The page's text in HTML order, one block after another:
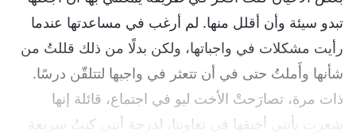
تبدو سيئة وأن أقلل منها. لم أرغب في مساعدتها عندما
رأيت مشكلات في واجباتها، ولكن بدلًا من ذلك قللتُ من
شأنها وأَملتُ حتى في أن تتعثر في واجبها لتتلقّن درسًا.
ذات مرة، تصارَحتْ الأخت ليو في اجتماع، قائلة إنها
شعرت بأنني أخنقها في تعاوننا، لدرجة أنني كنتُ سريعة